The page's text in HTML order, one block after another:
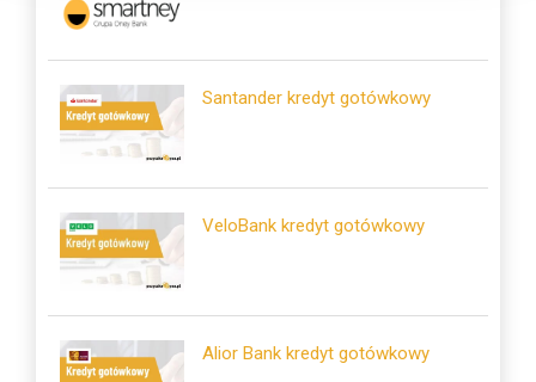
Santander kredyt gotówkowy
VeloBank kredyt gotówkowy
Alior Bank kredyt gotówkowy